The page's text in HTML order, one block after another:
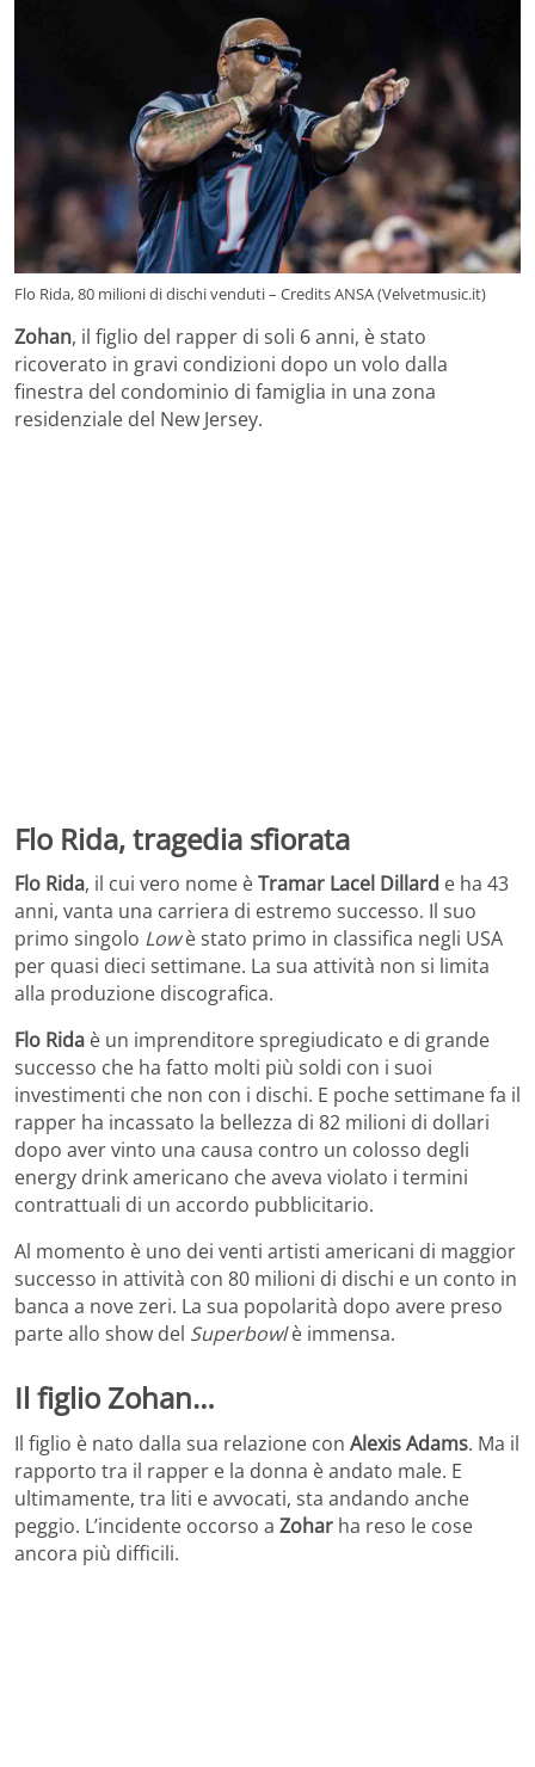
Flo Rida, 80 milioni di dischi venduti – Credits ANSA (Velvetmusic.it)
Zohan, il figlio del rapper di soli 6 anni, è stato
ricoverato in gravi condizioni dopo un volo dalla
finestra del condominio di famiglia in una zona
residenziale del New Jersey.
Flo Rida, tragedia sfiorata
Flo Rida, il cui vero nome èTramar Lacel Dillard e ha 43
anni, vanta una carriera di estremo successo. Il suo
primo singolo Lowè stato primo in classifica negli USA
per quasi dieci settimane. La sua attività non si limita
alla produzione discografica.
Flo Rida è un imprenditore spregiudicato e di grande
successo che ha fatto molti più soldi con i suoi
investimenti che non con i dischi. E poche settimane fa il
rapper ha incassato la bellezza di 82 milioni di dollari
dopo aver vinto una causa contro un colosso degli
energy drink americano che aveva violato i termini
contrattuali di un accordo pubblicitario.
Al momento è uno dei venti artisti americani di maggior
successo in attività con 80 milioni di dischi e un conto in
banca a nove zeri. La sua popolarità dopo avere preso
parte allo show del Superbowlè immensa.
Il figlio Zohan…
Il figlio è nato dalla sua relazione con Alexis Adams. Ma il
rapporto tra il rapper e la donna è andato male. E
ultimamente, tra liti e avvocati, sta andando anche
peggio. L’incidente occorso a Zohar ha reso le cose
ancora più difficili.